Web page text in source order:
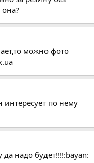
можно фото
по нему
надо будет!!!!:bayan: